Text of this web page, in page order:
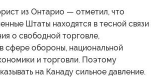
из Онтарио — отметил, что
Штаты находятся в тесной связи
о свободной торговле,
сфере обороны, национальной
и торговли. Поэтому
на Канаду сильное давление.